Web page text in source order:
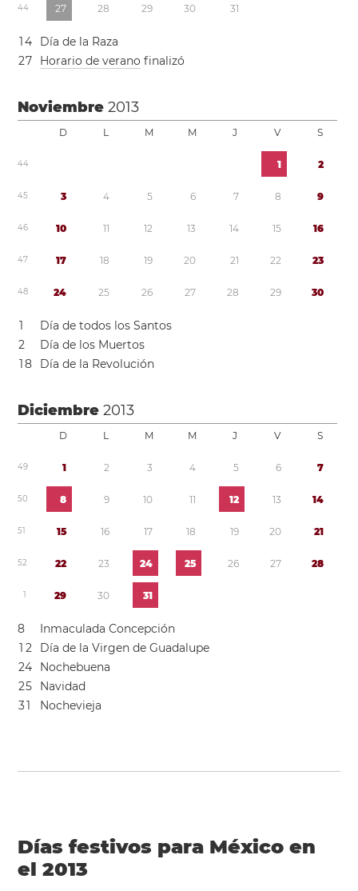
44 27 28 29 30 31
14
Día de la Raza
27 Horario de verano finalizó
Noviembre2013
D L M M J V S
44 1 2
45 3 4 5 6 7 8 9
46 10 11 12 13 14 15 16
47 17 18 19 20 21 22 23
48 24 25 26 27 28 29 30
1
Día de todos los Santos
2
Día de los Muertos
18 Día de la Revolución
Diciembre2013
D L M M J V S
49 1 2 3 4 5 6 7
50 8 9 10 11 12 13 14
51 15 16 17 18 19 20 21
52 22 23 24 25 26 27 28
1 29 30 31
8
Inmaculada Concepción
1 2
Día de la Virgen de Guadalupe
24
Nochebuena
25
Navidad
31 Nochevieja
Días festivos para México en
el 2013